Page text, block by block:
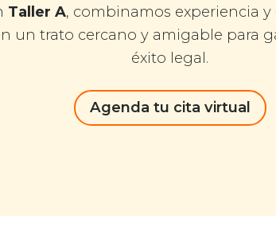
Taller A, combinamos experiencia y
un trato cercano y amigable para
éxito legal.
Agenda tu cita virtual